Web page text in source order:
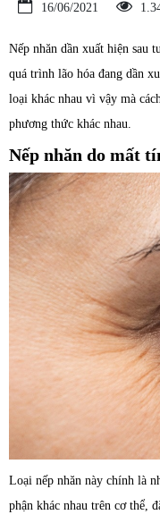
16/06/2021
Nếp nhăn dần xuất hiện sau
quá trình lão hóa đang dần
loại khác nhau vì vậy mà
phương thức khác nhau.
Nếp nhăn do mất
Loại nếp nhăn này chính là
phận khác nhau trên cơ thể,